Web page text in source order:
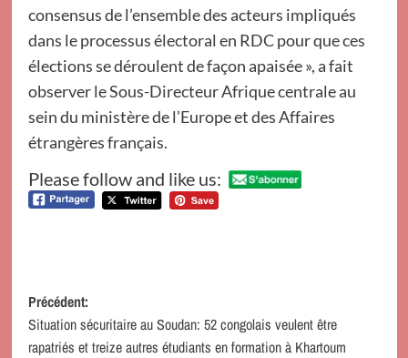
consensus de l’ensemble des acteurs impliqués
dans le processus électoral en RDC pour que ces
élections se déroulent de façon apaisée », a fait
observer le Sous-Directeur Afrique centrale au
sein du ministère de l’Europe et des Affaires
étrangères français.
Please follow and like us:
Navigation
d’article
Précédent:
Situation sécuritaire au Soudan: 52 congolais veulent être
rapatriés et treize autres étudiants en formation à Khartoum